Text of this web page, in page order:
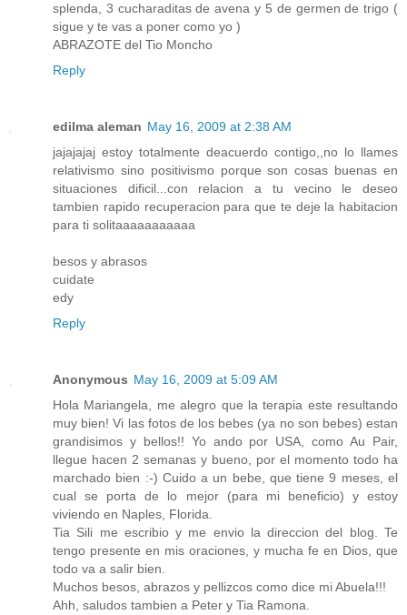
splenda, 3 cucharaditas de avena y 5 de germen de trigo (
sigue y te vas a poner como yo )
ABRAZOTE del Tio Moncho
Reply
edilma aleman May 16, 2009 at 2:38 AM
jajajajaj estoy totalmente deacuerdo contigo,,no lo llames
relativismo sino positivismo porque son cosas buenas en
situaciones dificil...con relacion a tu vecino le deseo
tambien rapido recuperacion para que te deje la habitacion
para ti solitaaaaaaaaaaa
besos y abrasos
cuidate
edy
Reply
Anonymous May 16, 2009 at 5:09 AM
Hola Mariangela, me alegro que la terapia este resultando
muy bien! Vi las fotos de los bebes (ya no son bebes) estan
grandisimos y bellos!! Yo ando por USA, como Au Pair,
llegue hacen 2 semanas y bueno, por el momento todo ha
marchado bien :-) Cuido a un bebe, que tiene 9 meses, el
cual se porta de lo mejor (para mi beneficio) y estoy
viviendo en Naples, Florida.
Tia Sili me escribio y me envio la direccion del blog. Te
tengo presente en mis oraciones, y mucha fe en Dios, que
todo va a salir bien.
Muchos besos, abrazos y pellizcos como dice mi Abuela!!!
Ahh, saludos tambien a Peter y Tia Ramona.